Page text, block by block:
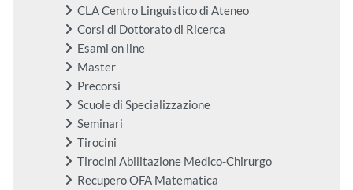
CLA Centro Linguistico di Ateneo
Corsi di Dottorato di Ricerca
Esami on line
Master
Precorsi
Scuole di Specializzazione
Seminari
Tirocini
Tirocini Abilitazione Medico-Chirurgo
Recupero OFA Matematica